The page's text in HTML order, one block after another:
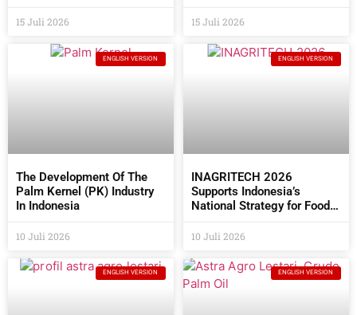
15 Juli 2026
Directors At The 2026 AGM
15 Juli 2026
ENGLISH VERSION
The Development Of The
Palm Kernel (PK) Industry
In Indonesia
10 Juli 2026
ENGLISH VERSION
INAGRITECH 2026
Supports Indonesia’s
National Strategy for Food
10 Juli 2026
ENGLISH VERSION ENGLISH VERSION